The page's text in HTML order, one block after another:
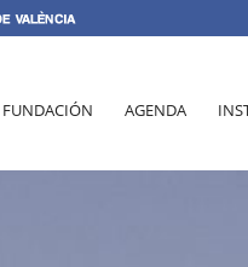
FUNDACIÓN AGENDA